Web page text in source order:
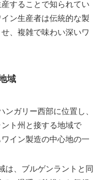
することで知られてい
ン生産者は伝統的な製
、複雑で味わい深いワ
域
ンガリー西部に位置し、
ト州と接する地域で
イン製造の中心地の一
は、ブルゲンラントと同